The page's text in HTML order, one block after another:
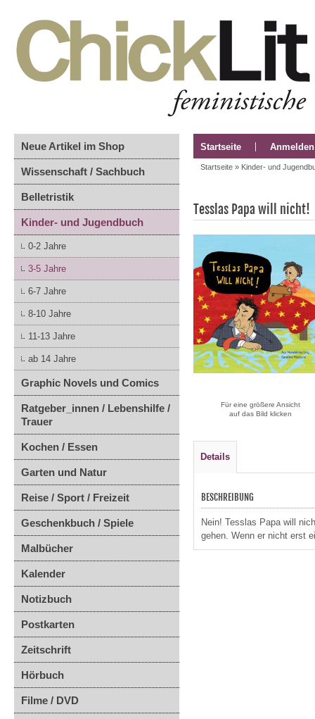
Neue Artikel im Shop
Wissenschaft / Sachbuch
Belletristik
Kinder- und Jugendbuch
0-2 Jahre
3-5 Jahre
6-7 Jahre
8-10 Jahre
11-13 Jahre
ab 14 Jahre
Graphic Novels und Comics
Ratgeber_innen / Lebenshilfe /
Trauer
Kochen / Essen
Garten und Natur
Reise / Sport / Freizeit
Geschenkbuch / Spiele
Malbücher
Kalender
Notizbuch
Postkarten
Zeitschrift
Hörbuch
Filme / DVD
Startseite Anmelden
Startseite » Kinder- und
Tesslas Papa will nicht!
Für eine größere Ansicht
auf das Bild klicken
Details
BESCHREIBUNG
Nein! Tesslas Papa will
gehen. Wenn er nicht erst